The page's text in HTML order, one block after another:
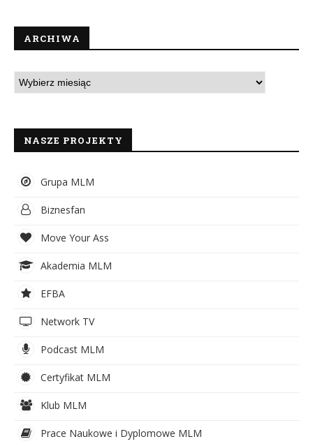
ARCHIWA
NASZE PROJEKTY
Grupa MLM
Biznesfan
Move Your Ass
Akademia MLM
EFBA
Network TV
Podcast MLM
Certyfikat MLM
Klub MLM
Prace Naukowe i Dyplomowe MLM